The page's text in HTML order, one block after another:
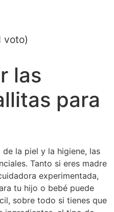
voto)
las
para
la piel y la higiene, las
Tanto si eres madre
experimentada,
tu hijo o bebé puede
sobre todo si tienes que